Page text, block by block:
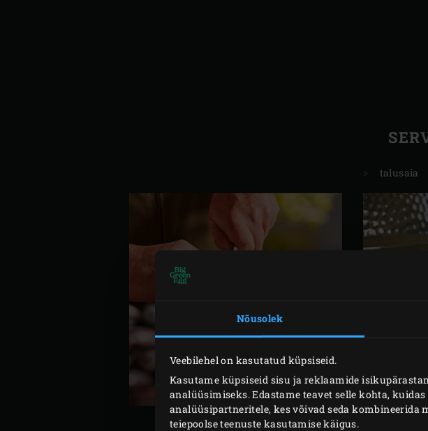
Nõusolek
Veebilehel on kasutatud küpsiseid.
Kasutame küpsiseid sisu ja reklaamide
analüüsimiseks. Edastame teavet selle kohta,
analüüsipartneritele, kes võivad seda kombineerida
teiepoolse teenuste kasutamise käigus.
talusaia